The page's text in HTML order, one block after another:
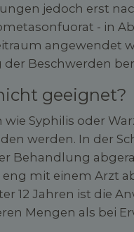
jedoch erst
- in
angewendet
Beschwerden
geeignet?
Syphilis oder
werden. In der
Behandlung
mit einem Arzt
12 Jahren ist die
Mengen als bei